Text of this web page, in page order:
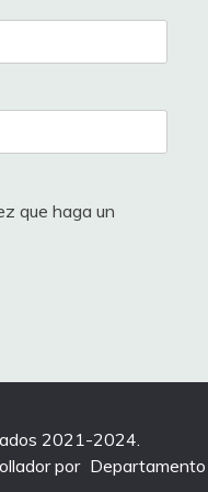
que haga un
2021-2024.
por